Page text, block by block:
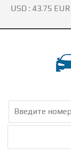
USD : 43.75